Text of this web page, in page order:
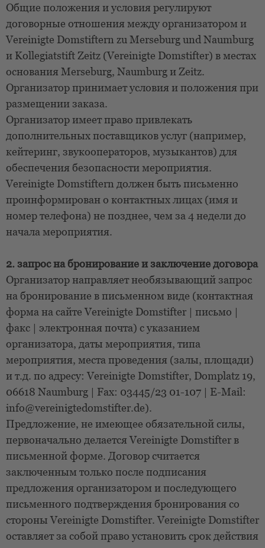
Общие положения и условия регулируют
договорные отношения между организатором и
Vereinigte Domstiftern zu Merseburg und Naumburg
и Kollegiatstift Zeitz (Vereinigte Domstifter) в местах
основания Merseburg, Naumburg и Zeitz.
Организатор принимает условия и положения при
размещении заказа.
Организатор имеет право привлекать
дополнительных поставщиков услуг (например,
кейтеринг, звукооператоров, музыкантов) для
обеспечения безопасности мероприятия.
Vereinigte Domstiftern должен быть письменно
проинформирован о контактных лицах (имя и
номер телефона) не позднее, чем за 4 недели до
начала мероприятия.
2. запрос на бронирование и заключение договора
Организатор направляет необязывающий запрос
на бронирование в письменном виде (контактная
форма на сайте Vereinigte Domstifter | письмо |
факс | электронная почта) с указанием
организатора, даты мероприятия, типа
мероприятия, места проведения (залы, площади)
и т.д. по адресу: Vereinigte Domstifter, Domplatz 19,
06618 Naumburg | Fax: 03445/23 01-107 | E-Mail:
info@vereinigtedomstifter.de).
Предложение, не имеющее обязательной силы,
первоначально делается Vereinigte Domstifter в
письменной форме. Договор считается
заключенным только после подписания
предложения организатором и последующего
письменного подтверждения бронирования со
стороны Vereinigte Domstifter. Vereinigte Domstifter
оставляет за собой право установить срок действия